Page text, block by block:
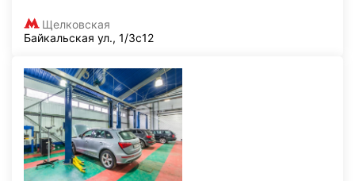
Щелковская
Байкальская ул., 1/3с12